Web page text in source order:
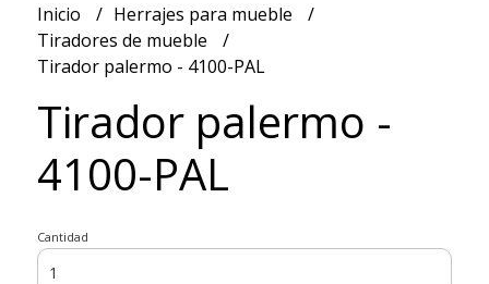
Inicio
Herrajes para mueble
Tiradores de mueble
Tirador palermo - 4100-PAL
Tirador palermo -
4100-PAL
Cantidad